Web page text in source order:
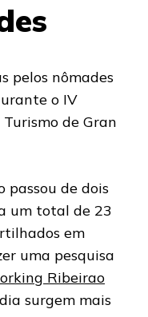
pelos nômades
o IV
de Gran
passou de dois
um total de 23
em
uma pesquisa
Ribeirao
surgem mais